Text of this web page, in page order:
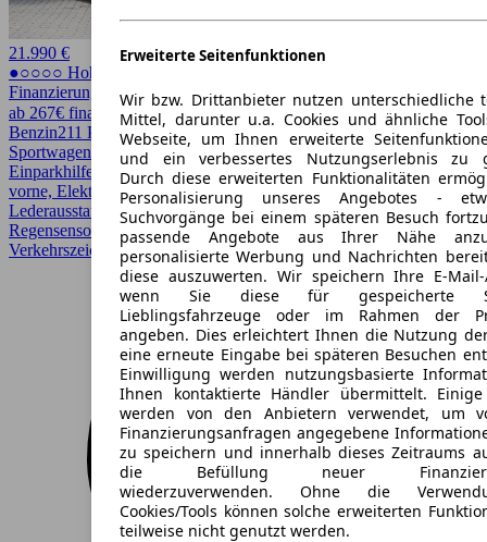
21.990 €
●○○○○ Hoher Preis
Finanzierung möglich
ab 267€ finanzieren ↗
Benzin211 PS (155 kW)105.717 km EZ 08/2018AutomatikCoupe /
Sportwagen
Einparkhilfe, Einparkhilfe Sensoren hinten, Einparkhilfe Sensoren
vorne, Elektrische Sitze, Garantie, HU/AU neu, LED,
Lederausstattung, LED-Scheinwerfer, Lichtsensor, Lordosenstütze,
Regensensor, Scheckheftgepflegt, Schiebedach, Sitzheizung,
Verkehrszeichenerkennung, Xenonscheinwerfer
Erweiterte Seitenfunktionen
Wir bzw. Drittanbieter nutzen unterschiedliche
Mittel, darunter u.a. Cookies und ähnliche
Webseite, um Ihnen erweiterte
und ein verbessertes Nutzungserlebnis zu
Durch diese erweiterten Funktionalitäten
Personalisierung unseres Angebotes -
Suchvorgänge bei einem späteren Besuch
passende Angebote aus Ihrer Nähe
personalisierte Werbung und Nachrichten
diese auszuwerten. Wir speichern Ihre E-Mail-
wenn Sie diese für gespeicherte
Lieblingsfahrzeuge oder im Rahmen der
angeben. Dies erleichtert Ihnen die Nutzung
eine erneute Eingabe bei späteren Besuchen
Einwilligung werden nutzungsbasierte
Ihnen kontaktierte Händler übermittelt. Einige
werden von den Anbietern verwendet, um
Finanzierungsanfragen angegebene
zu speichern und innerhalb dieses Zeitraums
die Befüllung neuer
wiederzuverwenden. Ohne die
Cookies/Tools können solche erweiterten
teilweise nicht genutzt werden.